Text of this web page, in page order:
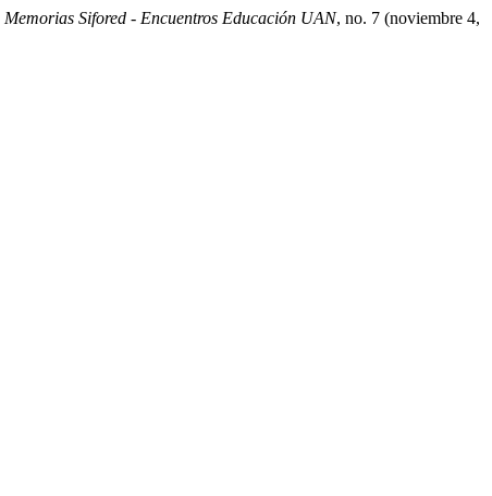
Memorias Sifored - Encuentros Educación UAN, no. 7 (noviembre 4,